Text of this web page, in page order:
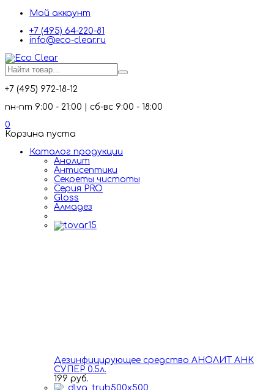
Мой аккаунт
+7 (495) 64-220-81
info@eco-clear.ru
+7 (495) 972-18-12
пн-пт 9:00 - 21:00 | сб-вс 9:00 - 18:00
0
Корзина пуста
Каталог продукции
Анолит
Антисептики
Секреты чистоты
Серия PRO
Gloss
Алмадез
Дезинфицирующее средство АНОЛИТ АНК
СУПЕР 0.5л.
199 руб.